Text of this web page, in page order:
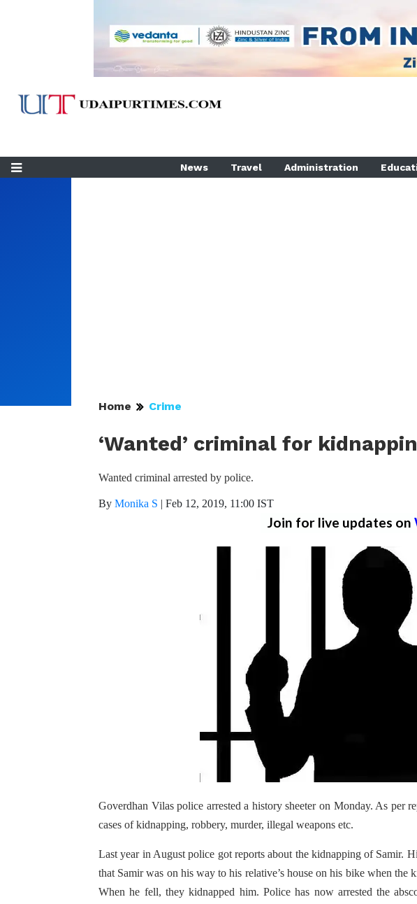
News Travel Administration
Home Crime
‘Wanted’ criminal for
Wanted criminal arrested by police.
By Monika S | Feb 12, 2019, 11:00 IST
Join for live updates on
Goverdhan Vilas police arrested a history sheeter on Monday. As per
cases of kidnapping, robbery, murder, illegal weapons etc.
Last year in August police got reports about the kidnapping of Samir.
that Samir was on his way to his relative’s house on his bike when
When he fell, they kidnapped him. Police has now arrested the